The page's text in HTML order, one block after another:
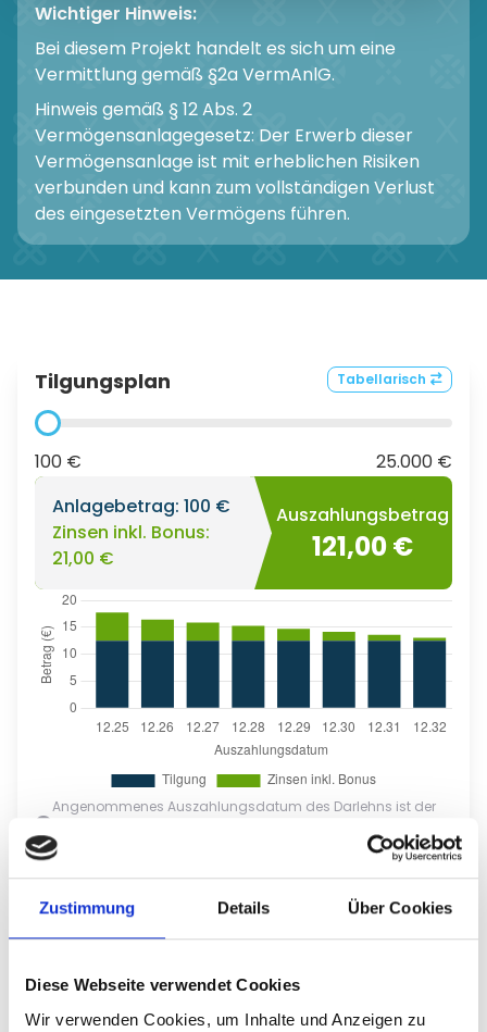
Zustimmung Details Über Cookies
Diese Webseite verwendet Cookies
Wir verwenden Cookies, um Inhalte und Anzeigen zu
Wichtiger Hinweis:
Bei diesem Projekt handelt es sich um eine
Vermittlung gemäß §2a VermAnlG.
Hinweis gemäß § 12 Abs. 2
Vermögensanlagegesetz: Der Erwerb dieser
Vermögensanlage ist mit erheblichen Risiken
verbunden und kann zum vollständigen Verlust
des eingesetzten Vermögens führen.
Tilgungsplan Tabellarisch
100 €
25.000 €
Anlagebetrag: 100 €
Zinsen inkl. Bonus:
21,00 €
Auszahlungsbetrag
121,00 €
Angenommenes Auszahlungsdatum des Darlehns ist der
Modellrechnung. Diese stellt kein verbindliches Angebot dar.
Letzte Investitionen
vor 1 Jahr